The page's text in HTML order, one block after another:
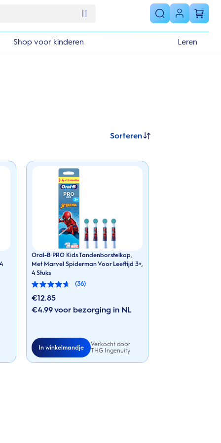
Shop voor kinderen Leren
Sorteren
Oral-B PRO Kids Tandenborstelkop,
Met Marvel Spiderman Voor Leeftijd 3+,
4 Stuks
(36)
4.6
van
de
5
€12.85
€4.99 voor bezorging in NL
In winkelmandje
Verkocht door
THG Ingenuity